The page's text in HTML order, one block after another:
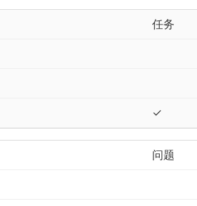
任务
✓
问题